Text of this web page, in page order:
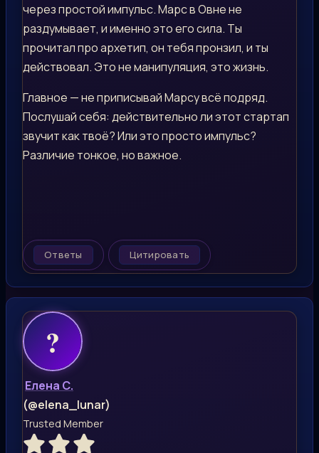
через простой импульс. Марс в Овне не
раздумывает, и именно это его сила. Ты
прочитал про архетип, он тебя пронзил, и ты
действовал. Это не манипуляция, это жизнь.
Главное — не приписывай Марсу всё подряд.
Послушай себя: действительно ли этот стартап
звучит как твоё? Или это просто импульс?
Различие тонкое, но важное.
Ответы Цитировать
Елена С.
(@elena_lunar)
Trusted Member